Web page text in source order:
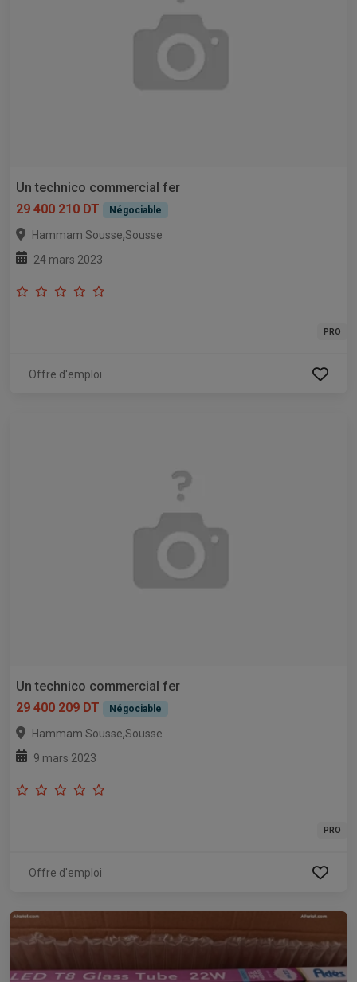
Un technico commercial fer
29 400 210 DT
Négociable
Hammam Sousse,Sousse
24 mars 2023
PRO
Offre d'emploi
Un technico commercial fer
29 400 209 DT
Négociable
Hammam Sousse,Sousse
9 mars 2023
PRO
Offre d'emploi